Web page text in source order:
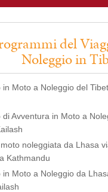
del
Noleggio in
in Moto a Noleggio del
di Avventura in Moto a
noleggiata da Lhasa
Kathmandu
in Moto a Noleggio da